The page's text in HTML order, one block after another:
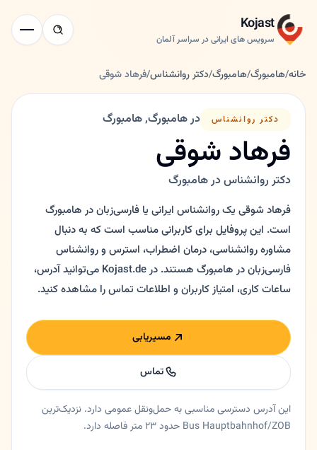
Kojast
سرویس های ایرانی در سراسر آلمان
خانه/هامبورگ/هامبورگ/دکتر روانشناس/فرهاد شوقی
دکتر روانشناس در هامبورگ, هامبورگ
فرهاد شوقی
دکتر روانشناس در هامبورگ
فرهاد شوقی یک روانشناس ایرانی یا فارسی‌زبان در هامبورگ
است. این پروفایل برای کاربرانی مناسب است که به دنبال
مشاوره روانشناسی، درمان اضطراب، استرس و روانشناس
فارسی‌زبان در هامبورگ هستند. در Kojast.de می‌توانید آدرس،
ساعات کاری، امتیاز کاربران و اطلاعات تماس را مشاهده کنید.
مسیریابی
تماس
این آدرس دسترسی مناسبی به حمل‌ونقل عمومی دارد. نزدیک‌ترین
Bus Hauptbahnhof/ZOB حدود ۲۳ متر فاصله دارد.